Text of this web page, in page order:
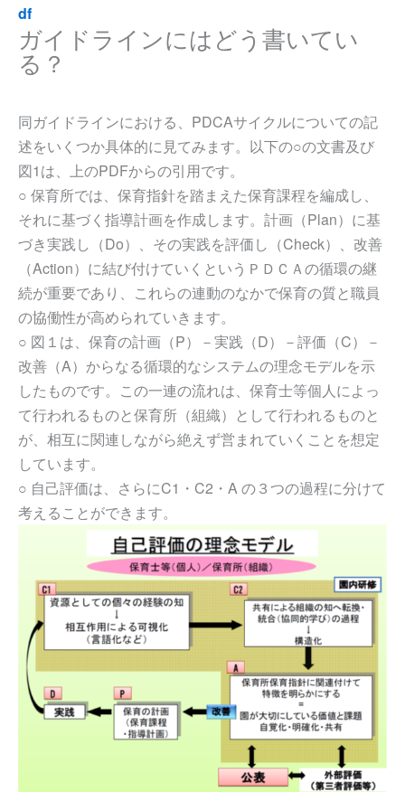
df
ガイドラインにはどう書いてい
る？
同ガイドラインにおける、PDCAサイクルについての記
述をいくつか具体的に見てみます。以下の○の文書及び
図1は、上のPDFからの引用です。
○ 保育所では、保育指針を踏まえた保育課程を編成し、
それに基づく指導計画を作成します。計画（Plan）に基
づき実践し（Do）、その実践を評価し（Check）、改善
（Action）に結び付けていくというＰＤＣＡの循環の継
続が重要であり、これらの連動のなかで保育の質と職員
の協働性が高められていきます。
○ 図１は、保育の計画（P）－実践（D）－評価（C）－
改善（A）からなる循環的なシステムの理念モデルを示
したものです。この一連の流れは、保育士等個人によっ
て行われるものと保育所（組織）として行われるものと
が、相互に関連しながら絶えず営まれていくことを想定
しています。
○ 自己評価は、さらにC1・C2・A の３つの過程に分けて
考えることができます。